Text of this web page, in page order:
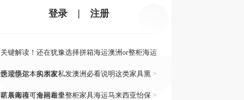
登录 注册
关键解读！还在犹豫选择拼箱海运澳洲or整柜海运
悉尼墨尔本的朋友 >
快读快运！实木家私发澳洲必看说明这类家具熏
蒸杀毒再可海运布里 >
旷展阅读！全网最全整柜家具海运马来西亚怡保